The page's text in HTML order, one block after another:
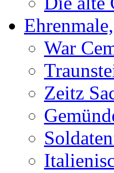
War
Zeitz